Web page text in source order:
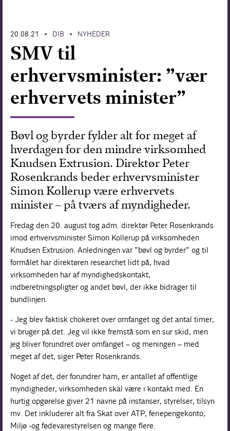
20.08.21 • DIB • NYHEDER
SMV til
erhvervsminister: ”vær
erhvervets minister”
Bøvl og byrder fylder alt for meget af
hverdagen for den mindre virksomhed
Knudsen Extrusion. Direktør Peter
Rosenkrands beder erhvervsminister
Simon Kollerup være erhvervets
minister – på tværs af myndigheder.
Fredag den 20. august tog adm. direktør Peter Rosenkrands
imod erhvervsminister Simon Kollerup på virksomheden
Knudsen Extrusion. Anledningen var ”bøvl og byrder” og til
formålet har direktøren researchet lidt på, hvad
virksomheden har af myndighedskontakt,
indberetningspligter og andet bøvl, der ikke bidrager til
bundlinjen.
- Jeg blev faktisk chokeret over omfanget og det antal timer,
vi bruger på det. Jeg vil ikke fremstå som en sur skid, men
jeg bliver forundret over omfanget – og meningen – med
meget af det, siger Peter Rosenkrands.
Noget af det, der forundrer ham, er antallet af offentlige
myndigheder, virksomheden skal være i kontakt med. En
hurtig opgørelse giver 21 navne på instanser, styrelser, tilsyn
mv. Det inkluderer alt fra Skat over ATP, feriepengekonto,
Miljø -og fødevarestyrelsen og mange flere.